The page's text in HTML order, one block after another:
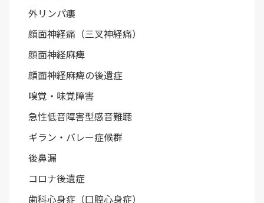
外リンパ瘻
顔面神経痛（三叉神経痛）
顔面神経麻痺
顔面神経麻痺の後遺症
嗅覚・味覚障害
急性低音障害型感音難聴
ギラン・バレー症候群
後鼻漏
コロナ後遺症
歯科心身症（口腔心身症）